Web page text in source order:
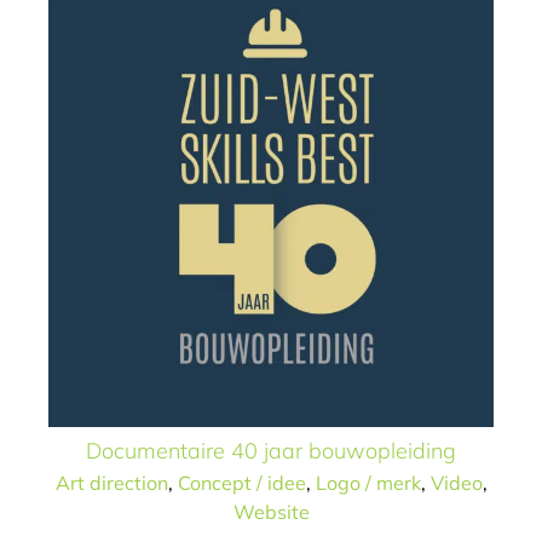
Documentaire 40 jaar bouwopleiding
Art direction, Concept / idee, Logo / merk, Video,
Website